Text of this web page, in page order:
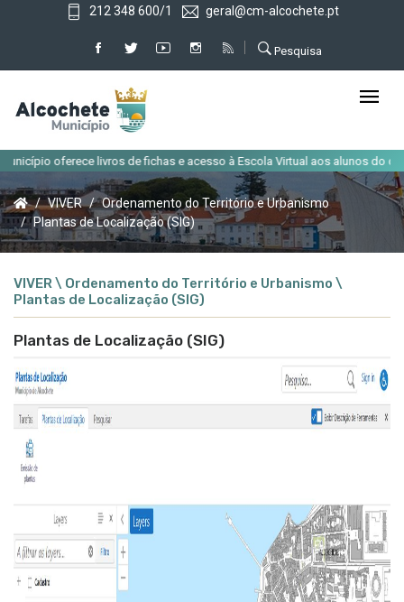
212 348 600/1 geral@cm-alcochete.pt
Pesquisa
oferece livros de fichas e acesso à Escola Virtual aos alunos do
VIVER
Ordenamento do Território e Urbanismo
Plantas de Localização (SIG)
VIVER \ Ordenamento do Território e Urbanismo \
Plantas de Localização (SIG)
Plantas de Localização (SIG)